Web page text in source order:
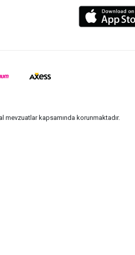
kapsamında korunmaktadır.